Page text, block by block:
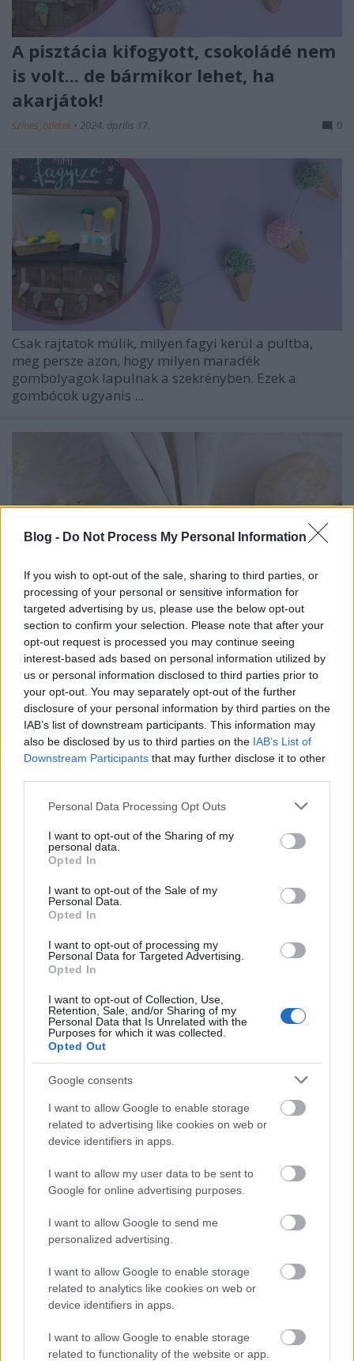
Blog - Do Not Process My Personal Information
If you wish to opt-out of the sale, sharing to third parties, or
processing of your personal or sensitive information for
targeted advertising by us, please use the below opt-out
section to confirm your selection. Please note that after your
opt-out request is processed you may continue seeing
interest-based ads based on personal information utilized by
us or personal information disclosed to third parties prior to
your opt-out. You may separately opt-out of the further
disclosure of your personal information by third parties on the
IAB’s list of downstream participants. This information may
also be disclosed by us to third parties on the IAB’s List of
Downstream Participants that may further disclose it to other
Please note that this website/app uses one or more Google
not limited to your visit or usage behaviour. You may click to
grant or deny consent to Google and its third-party tags to
use your data for below specified purposes in below Google
consent section.
Personal Data Processing Opt Outs
I want to opt-out of the Sharing of my
personal data.
Opted In
I want to opt-out of the Sale of my
Personal Data.
Opted In
I want to opt-out of processing my
Personal Data for Targeted Advertising.
Opted In
I want to opt-out of Collection, Use,
Retention, Sale, and/or Sharing of my
Personal Data that Is Unrelated with the
Purposes for which it was collected.
Opted Out
Google consents
I want to allow Google to enable storage
related to advertising like cookies on web or
device identifiers in apps.
I want to allow my user data to be sent to
Google for online advertising purposes.
I want to allow Google to send me
personalized advertising.
I want to allow Google to enable storage
related to analytics like cookies on web or
device identifiers in apps.
I want to allow Google to enable storage
related to functionality of the website or app.
A pisztácia kifogyott, csokoládé nem
is volt... de bármikor lehet, ha
akarjátok!
színes_ötletek • 2024. április 17. 0
Csak rajtatok múlik, milyen fagyi kerül a pultba,
meg persze azon, hogy milyen maradék
gombolyagok lapulnak a szekrényben. Ezek a
gombócok ugyanis ...
Ünnepváró ötletek
környezettudatosan
színesötletek_team•2024. március 22.
Húsvét kapcsán már hetekkel az ünnep előtt
igyekszün sokféle kreatív tennivalót mutatni nektek a
gyerekjátékoktól a lakásdekoráción át a ...
Kedvenc DIY jelmezeink természetes
vagy újrahasznosított
alapanyagokból
színesötletek_team•2024. február 14.